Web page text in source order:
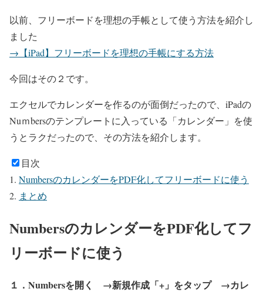
以前、フリーボードを理想の手帳として使う方法を紹介し
ました
→【iPad】フリーボードを理想の手帳にする方法
今回はその２です。
エクセルでカレンダーを作るのが面倒だったので、iPadの
Nuｍbersのテンプレートに入っている「カレンダー」を使
うとラクだったので、その方法を紹介します。
目次
NumbersのカレンダーをPDF化してフリーボードに使う
まとめ
NumbersのカレンダーをPDF化してフ
リーボードに使う
１．Numbersを開く →新規作成「+」をタップ →カレ